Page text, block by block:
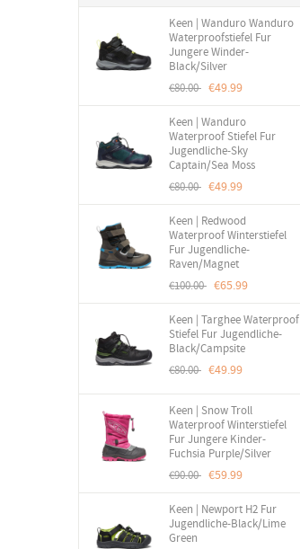
Keen | Wanduro Wanduro
Waterproofstiefel Fur
Jungere Winder-
Black/Silver
€80.00 €49.99
Keen | Wanduro
Waterproof Stiefel Fur
Jugendliche-Sky
Captain/Sea Moss
€80.00 €49.99
Keen | Redwood
Waterproof Winterstiefel
Fur Jugendliche-
Raven/Magnet
€100.00 €65.99
Keen | Targhee Waterproof
Stiefel Fur Jugendliche-
Black/Campsite
€80.00 €49.99
Keen | Snow Troll
Waterproof Winterstiefel
Fur Jungere Kinder-
Fuchsia Purple/Silver
€90.00 €59.99
Keen | Newport H2 Fur
Jugendliche-Black/Lime
Green